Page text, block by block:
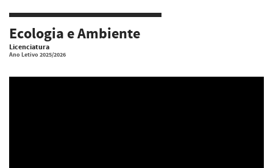
Ecologia e Ambiente
Licenciatura
Ano Letivo 2025/2026